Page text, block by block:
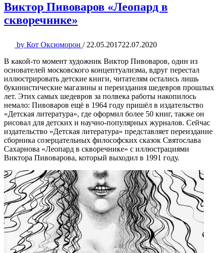
Виктор Пивоваров «Леопард в
скворечнике»
by Кот Оксюморон / 22.05.201722.07.2020
В какой-то момент художник Виктор Пивоваров, один из
основателей московского концептуализма, вдруг перестал
иллюстрировать детские книги, читателям остались лишь
букинистические магазины и переиздания шедевров прошлых
лет. Этих самых шедевров за полвека работы накопилось
немало: Пивоваров ещё в 1964 году пришёл в издательство
«Детская литература», где оформил более 50 книг, также он
рисовал для детских и научно-популярных журналов. Сейчас
издательство «Детская литература» представляет переиздание
сборника созерцательных философских сказок Святослава
Сахарнова «Леопард в скворечнике» с иллюстрациями
Виктора Пивоварова, который выходил в 1991 году.